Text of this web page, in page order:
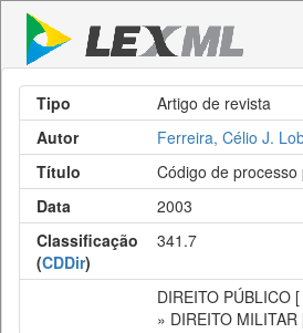
Tipo
Artigo de revista
Autor
Ferreira, Célio J.
Título
Código de
Data
2003
Classificação
(CDDir)
341.7
DIREITO PÚBLICO [
» DIREITO MILITAR